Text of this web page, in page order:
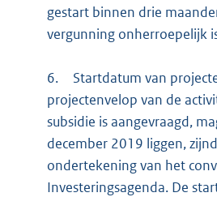
gestart binnen drie
vergunning onherroepelijk
6.
Startdatum van
projectenvelop van de
subsidie is aangevraagd,
december 2019 liggen,
ondertekening van het
Investeringsagenda. De